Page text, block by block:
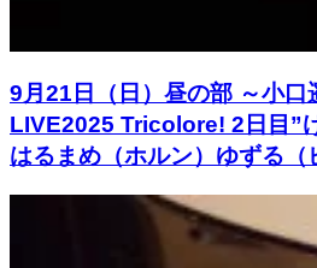
9月21日（日）昼の部 ～小口
LIVE2025 Tricolore! 2日目”
はるまめ（ホルン）ゆずる（